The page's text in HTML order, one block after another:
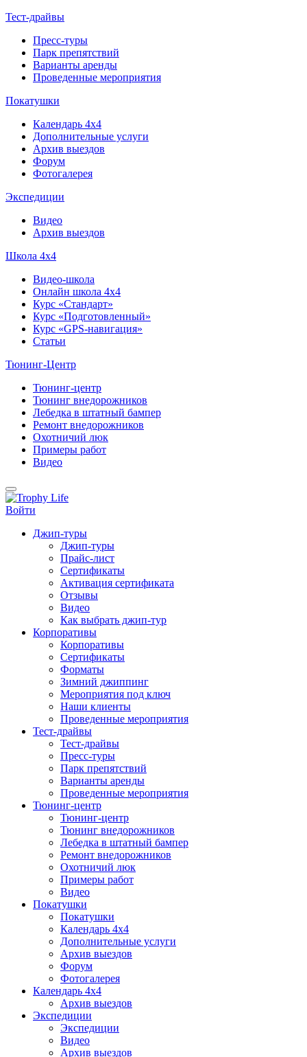
Тест-драйвы
Пресс-туры
Парк препятствий
Варианты аренды
Проведенные мероприятия
Покатушки
Календарь 4х4
Дополнительные услуги
Архив выездов
Форум
Фотогалерея
Экспедиции
Видео
Архив выездов
Школа 4х4
Видео-школа
Онлайн школа 4х4
Курс «Стандарт»
Курс «Подготовленный»
Курс «GPS-навигация»
Статьи
Тюнинг-Центр
Тюнинг-центр
Тюнинг внедорожников
Лебедка в штатный бампер
Ремонт внедорожников
Охотничий люк
Примеры работ
Видео
Войти
Джип-туры
Джип-туры
Прайс-лист
Сертификаты
Активация сертификата
Отзывы
Видео
Как выбрать джип-тур
Корпоративы
Корпоративы
Сертификаты
Форматы
Зимний джиппинг
Мероприятия под ключ
Наши клиенты
Проведенные мероприятия
Тест-драйвы
Тест-драйвы
Пресс-туры
Парк препятствий
Варианты аренды
Проведенные мероприятия
Тюнинг-центр
Тюнинг-центр
Тюнинг внедорожников
Лебедка в штатный бампер
Ремонт внедорожников
Охотничий люк
Примеры работ
Видео
Покатушки
Покатушки
Календарь 4х4
Дополнительные услуги
Архив выездов
Форум
Фотогалерея
Календарь 4х4
Архив выездов
Экспедиции
Экспедиции
Видео
Архив выездов